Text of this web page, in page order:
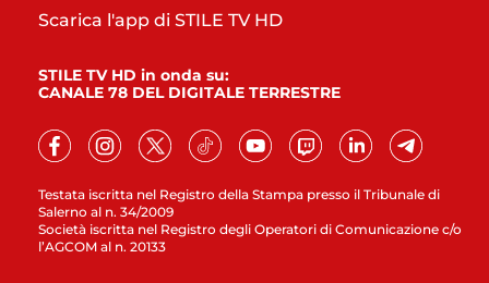
Testata iscritta nel Registro della Stampa presso il Tribunale di
Salerno al n. 34/2009
Società iscritta nel Registro degli Operatori di Comunicazione c/o
l’AGCOM al n. 20133
Scarica l'app di STILE TV HD
STILE TV HD in onda su:
CANALE 78 DEL DIGITALE TERRESTRE